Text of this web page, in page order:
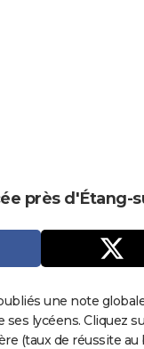
près d'Étang-
une note
ses lycéens. Cliquez
(taux de réussite